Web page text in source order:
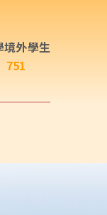
境外學生
751